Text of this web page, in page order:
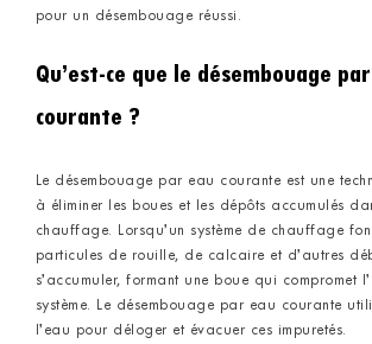
pour un désembouage réussi.
Qu’est-ce que le désembouage
courante ?
Le désembouage par eau courante est une
à éliminer les boues et les dépôts accumulés
chauffage. Lorsqu’un système de chauffage
particules de rouille, de calcaire et d’autres
s’accumuler, formant une boue qui compromet
système. Le désembouage par eau courante
l’eau pour déloger et évacuer ces impuretés.